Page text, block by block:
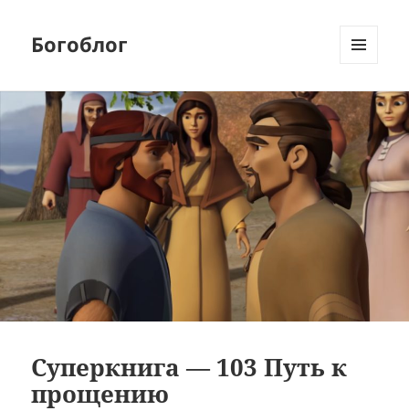
Богоблог
ВИДЖЕТЫ
Суперкнига — 103 Путь к
прощению